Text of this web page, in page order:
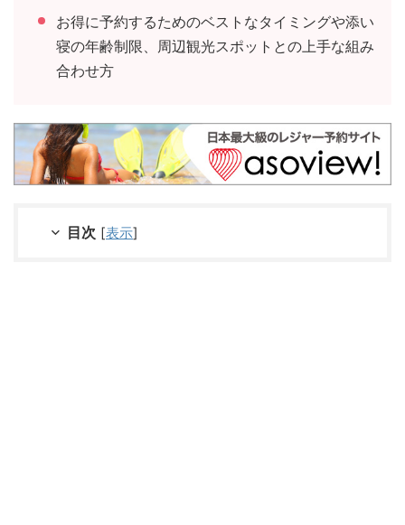
お得に予約するためのベストなタイミングや添い
寝の年齢制限、周辺観光スポットとの上手な組み
合わせ方
目次 [表示]